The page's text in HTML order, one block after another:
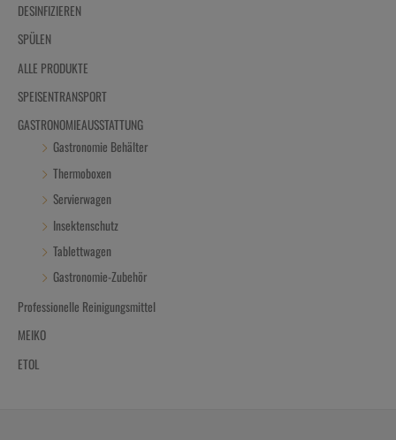
DESINFIZIEREN
SPÜLEN
ALLE PRODUKTE
SPEISENTRANSPORT
GASTRONOMIEAUSSTATTUNG
Gastronomie Behälter
Thermoboxen
Servierwagen
Insektenschutz
Tablettwagen
Gastronomie-Zubehör
Professionelle Reinigungsmittel
MEIKO
ETOL